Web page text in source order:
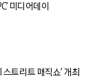
미디어데이
스트리트 매직쇼’ 개최